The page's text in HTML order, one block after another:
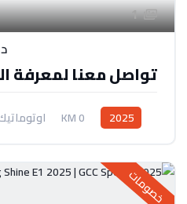
1
تواصل معنا لمعرفة
2025
0 KM
خصومات